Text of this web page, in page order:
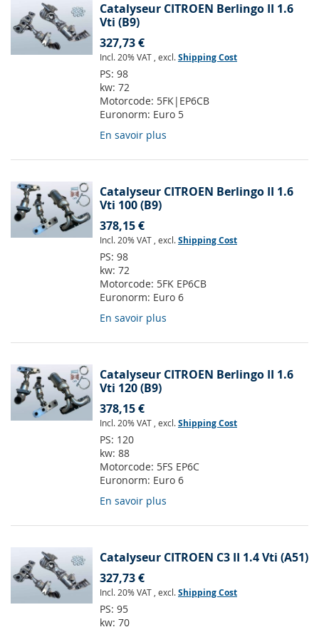
Catalyseur CITROEN Berlingo II 1.6
Vti (B9)
327,73 €
Incl. 20% VAT , excl.Shipping Cost
PS: 98
kw: 72
Motorcode: 5FK|EP6CB
Euronorm: Euro 5
En savoir plus
Catalyseur CITROEN Berlingo II 1.6
Vti 100 (B9)
378,15 €
Incl. 20% VAT , excl.Shipping Cost
PS: 98
kw: 72
Motorcode: 5FK EP6CB
Euronorm: Euro 6
En savoir plus
Catalyseur CITROEN Berlingo II 1.6
Vti 120 (B9)
378,15 €
Incl. 20% VAT , excl.Shipping Cost
PS: 120
kw: 88
Motorcode: 5FS EP6C
Euronorm: Euro 6
En savoir plus
Catalyseur CITROEN C3 II 1.4 Vti (A51)
327,73 €
Incl. 20% VAT , excl.Shipping Cost
PS: 95
kw: 70